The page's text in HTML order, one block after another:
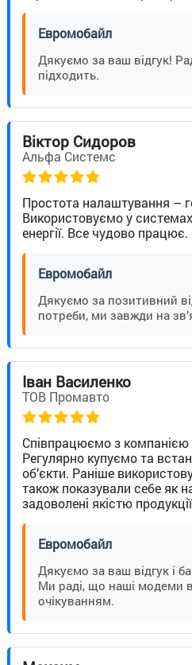
Евромобайл
Дякуємо за ваш відгук!
підходить.
Віктор Сидоров
Альфа Системс
Простота налаштування –
Використовуємо у
енергії. Все чудово працює.
Евромобайл
Дякуємо за позитивний
потреби, ми завжди на
Іван Василенко
ТОВ Промавто
Співпрацюємо з компанією
Регулярно купуємо та
об’єкти. Раніше
також показували себе як
задоволені якістю
Евромобайл
Дякуємо за ваш відгук і
Ми раді, що наші модеми
очікуванням.